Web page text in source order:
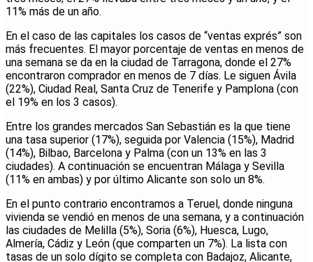
11% más de un año.
En el caso de las capitales los casos de “ventas exprés” son
más frecuentes. El mayor porcentaje de ventas en menos de
una semana se da en la ciudad de Tarragona, donde el 27%
encontraron comprador en menos de 7 días. Le siguen Ávila
(22%), Ciudad Real, Santa Cruz de Tenerife y Pamplona (con
el 19% en los 3 casos).
Entre los grandes mercados San Sebastián es la que tiene
una tasa superior (17%), seguida por Valencia (15%), Madrid
(14%), Bilbao, Barcelona y Palma (con un 13% en las 3
ciudades). A continuación se encuentran Málaga y Sevilla
(11% en ambas) y por último Alicante son solo un 8%.
En el punto contrario encontramos a Teruel, donde ninguna
vivienda se vendió en menos de una semana, y a continuación
las ciudades de Melilla (5%), Soria (6%), Huesca, Lugo,
Almería, Cádiz y León (que comparten un 7%). La lista con
tasas de un solo dígito se completa con Badajoz, Alicante,